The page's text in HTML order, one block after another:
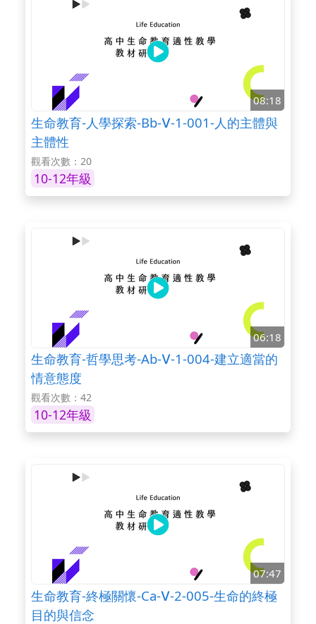
08:18
生命教育-人學探索-Bb-Ⅴ-1-001-人的主體與
主體性
觀看次數：20
10-12年級
06:18
生命教育-哲學思考-Ab-Ⅴ-1-004-建立適當的
情意態度
觀看次數：42
10-12年級
07:47
生命教育-終極關懷-Ca-Ⅴ-2-005-生命的終極
目的與信念